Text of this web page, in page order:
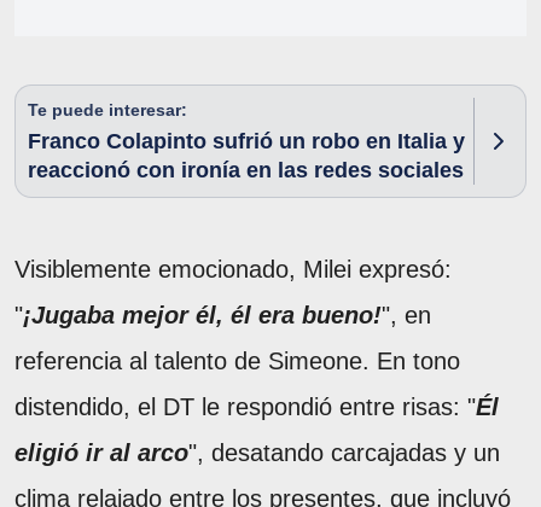
Te puede interesar:
Franco Colapinto sufrió un robo en Italia y
reaccionó con ironía en las redes sociales
Visiblemente emocionado, Milei expresó:
"¡Jugaba mejor él, él era bueno!", en
referencia al talento de Simeone. En tono
distendido, el DT le respondió entre risas: "Él
eligió ir al arco", desatando carcajadas y un
clima relajado entre los presentes, que incluyó